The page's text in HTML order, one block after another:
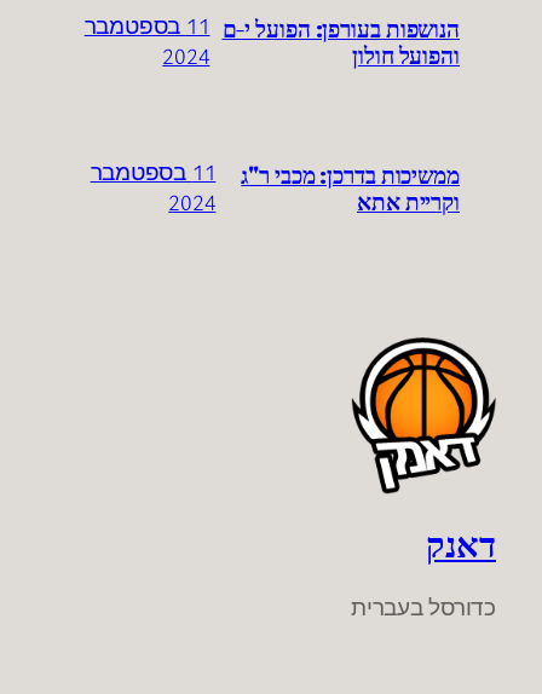
הנושפות בעורפן: הפועל י-ם
והפועל חולון
11 בספטמבר
2024
ממשיכות בדרכן: מכבי ר"ג
וקריית אתא
11 בספטמבר
2024
דאנק
כדורסל בעברית